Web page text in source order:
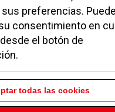
escena, adecuado lugar